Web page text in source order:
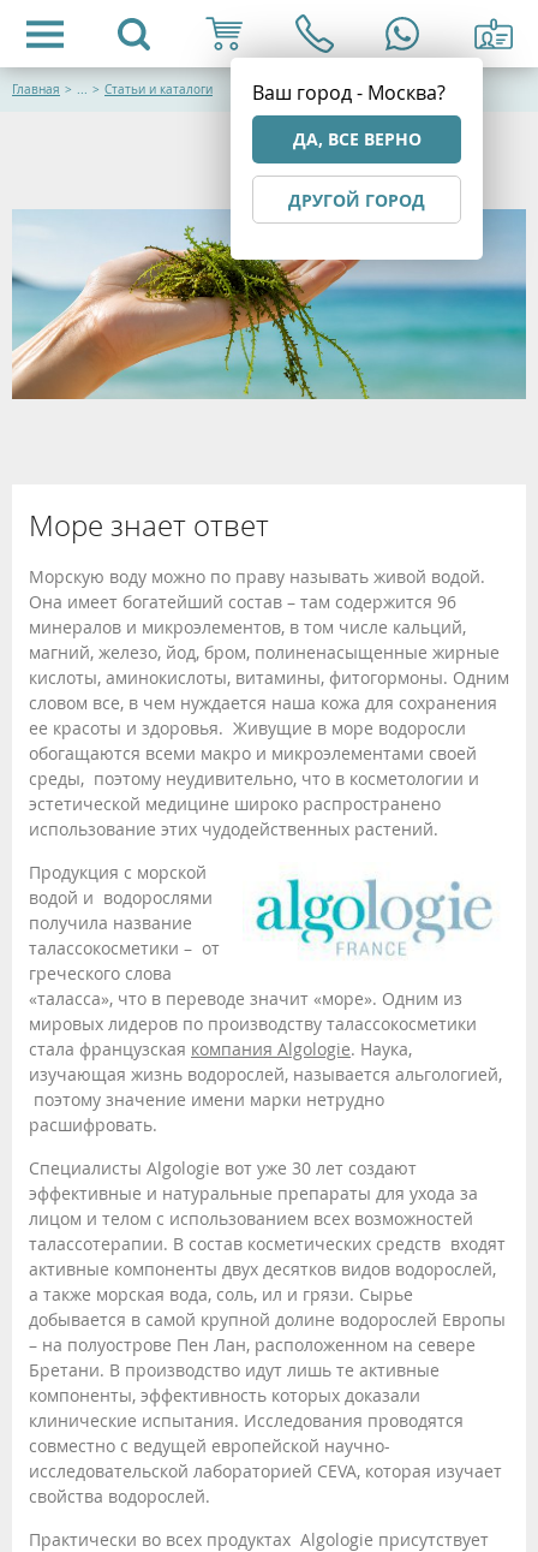
Ваш город - Москва?
ДА, ВСЕ ВЕРНО
ДРУГОЙ ГОРОД
Главная > ... > Статьи и каталоги
Море знает ответ
Морскую воду можно по праву называть живой водой.
Она имеет богатейший состав – там содержится 96
минералов и микроэлементов, в том числе кальций,
магний, железо, йод, бром, полиненасыщенные жирные
кислоты, аминокислоты, витамины, фитогормоны. Одним
словом все, в чем нуждается наша кожа для сохранения
ее красоты и здоровья. Живущие в море водоросли
обогащаются всеми макро и микроэлементами своей
среды, поэтому неудивительно, что в косметологии и
эстетической медицине широко распространено
использование этих чудодейственных растений.
Продукция с морской
водой и водорослями
получила название
талассокосметики – от
греческого слова
«таласса», что в переводе значит «море». Одним из
мировых лидеров по производству талассокосметики
стала французская компания Algologie. Наука,
изучающая жизнь водорослей, называется альгологией,
поэтому значение имени марки нетрудно
расшифровать.
Специалисты Algologie вот уже 30 лет создают
эффективные и натуральные препараты для ухода за
лицом и телом с использованием всех возможностей
талассотерапии. В состав косметических средств входят
активные компоненты двух десятков видов водорослей,
а также морская вода, соль, ил и грязи. Сырье
добывается в самой крупной долине водорослей Европы
– на полуострове Пен Лан, расположенном на севере
Бретани. В производство идут лишь те активные
компоненты, эффективность которых доказали
клинические испытания. Исследования проводятся
совместно с ведущей европейской научно-
исследовательской лабораторией CEVA, которая изучает
свойства водорослей.
Практически во всех продуктах Algologie присутствует